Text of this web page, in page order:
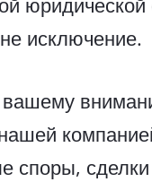
исключение.
споры,